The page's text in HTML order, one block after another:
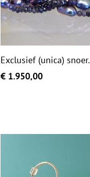
Exclusief (unica) snoer.
€ 1.950,00